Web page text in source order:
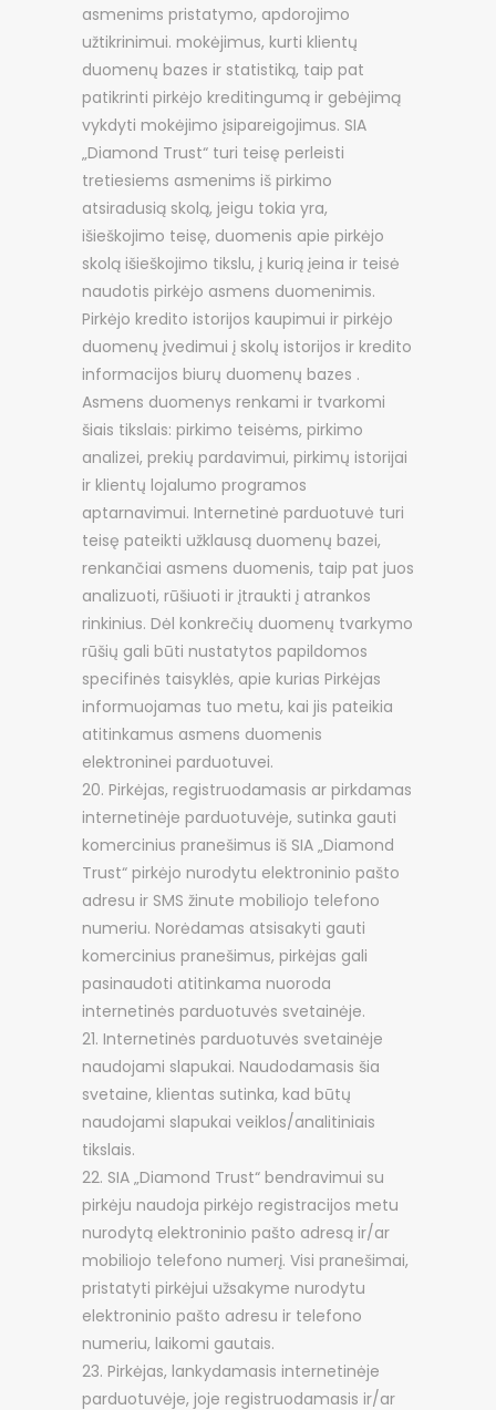
asmenims pristatymo, apdorojimo
užtikrinimui. mokėjimus, kurti klientų
duomenų bazes ir statistiką, taip pat
patikrinti pirkėjo kreditingumą ir gebėjimą
vykdyti mokėjimo įsipareigojimus. SIA
„Diamond Trust“ turi teisę perleisti
tretiesiems asmenims iš pirkimo
atsiradusią skolą, jeigu tokia yra,
išieškojimo teisę, duomenis apie pirkėjo
skolą išieškojimo tikslu, į kurią įeina ir teisė
naudotis pirkėjo asmens duomenimis.
Pirkėjo kredito istorijos kaupimui ir pirkėjo
duomenų įvedimui į skolų istorijos ir kredito
informacijos biurų duomenų bazes .
Asmens duomenys renkami ir tvarkomi
šiais tikslais: pirkimo teisėms, pirkimo
analizei, prekių pardavimui, pirkimų istorijai
ir klientų lojalumo programos
aptarnavimui. Internetinė parduotuvė turi
teisę pateikti užklausą duomenų bazei,
renkančiai asmens duomenis, taip pat juos
analizuoti, rūšiuoti ir įtraukti į atrankos
rinkinius. Dėl konkrečių duomenų tvarkymo
rūšių gali būti nustatytos papildomos
specifinės taisyklės, apie kurias Pirkėjas
informuojamas tuo metu, kai jis pateikia
atitinkamus asmens duomenis
elektroninei parduotuvei.
Pirkėjas, registruodamasis ar pirkdamas
internetinėje parduotuvėje, sutinka gauti
komercinius pranešimus iš SIA „Diamond
Trust“ pirkėjo nurodytu elektroninio pašto
adresu ir SMS žinute mobiliojo telefono
numeriu. Norėdamas atsisakyti gauti
komercinius pranešimus, pirkėjas gali
pasinaudoti atitinkama nuoroda
internetinės parduotuvės svetainėje.
Internetinės parduotuvės svetainėje
naudojami slapukai. Naudodamasis šia
svetaine, klientas sutinka, kad būtų
naudojami slapukai veiklos/analitiniais
tikslais.
SIA „Diamond Trust“ bendravimui su
pirkėju naudoja pirkėjo registracijos metu
nurodytą elektroninio pašto adresą ir/ar
mobiliojo telefono numerį. Visi pranešimai,
pristatyti pirkėjui užsakyme nurodytu
elektroninio pašto adresu ir telefono
numeriu, laikomi gautais.
Pirkėjas, lankydamasis internetinėje
parduotuvėje, joje registruodamasis ir/ar